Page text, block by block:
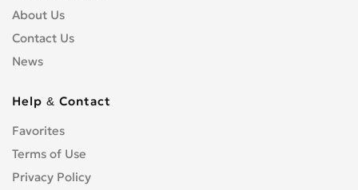
About Us
Contact Us
News
Help & Contact
Favorites
Terms of Use
Privacy Policy